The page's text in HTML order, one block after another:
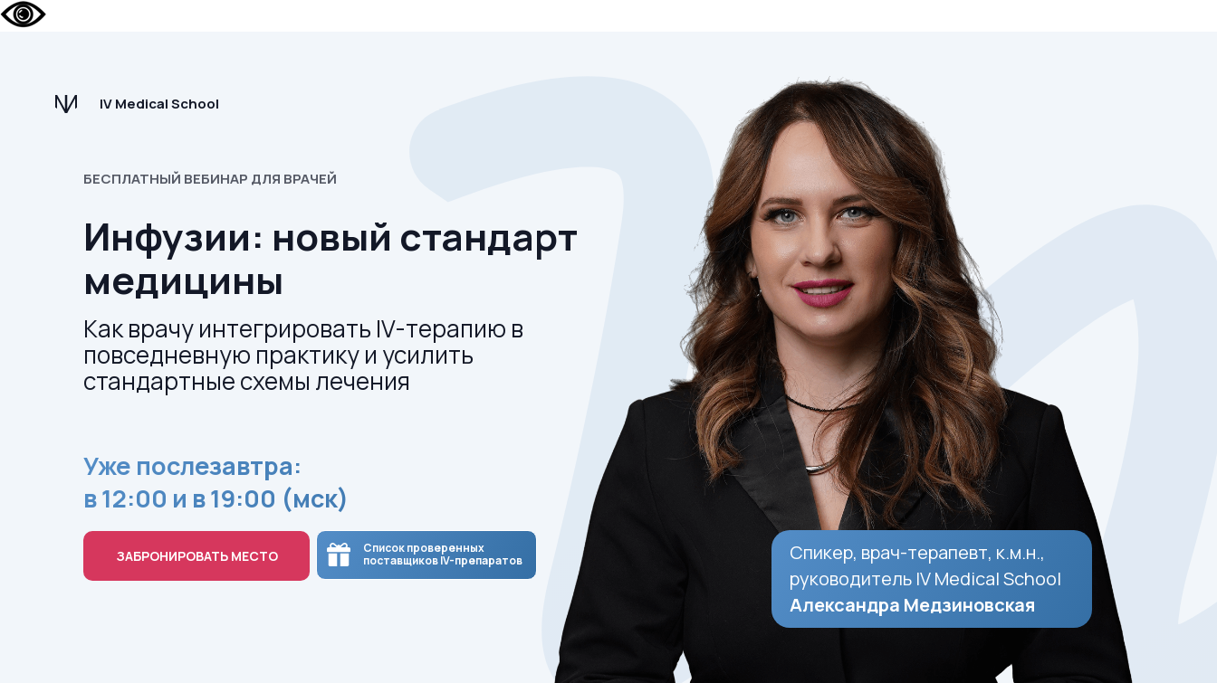
Инфузии: новый стандарт
медицины
Как врачу интегрировать IV-терапию в
повседневную практику и усилить
стандартные схемы лечения
БЕСПЛАТНЫЙ ВЕБИНАР ДЛЯ ВРАЧЕЙ
Уже послезавтра:
в 12:00 и в 19:00 (мск)
IV Medical School
Список проверенных
поставщиков IV-препаратов
ЗАБРОНИРОВАТЬ МЕСТО
Спикер, врач-терапевт, к.м.н.,
руководитель IV Medical School
Александра Медзиновская